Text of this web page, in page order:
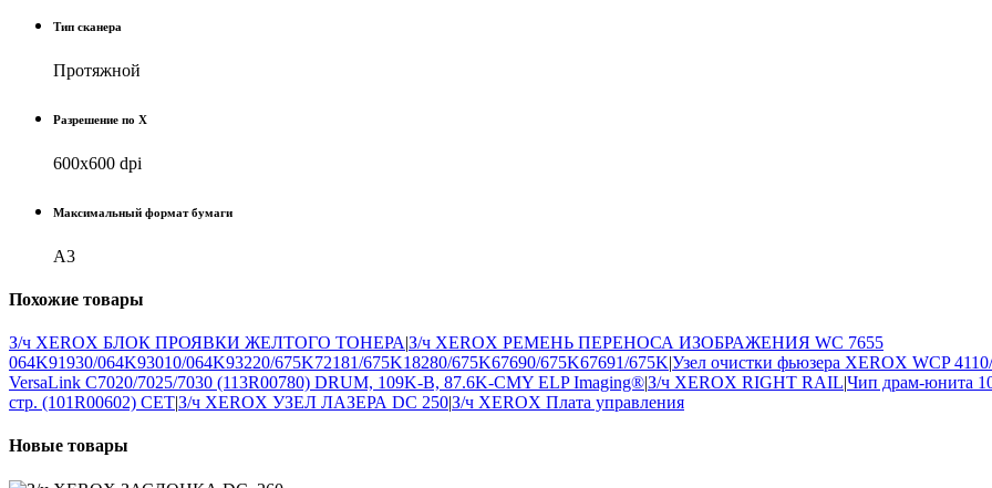
Тип сканера
Протяжной
Разрешение по X
600x600 dpi
Максимальный формат бумаги
A3
Похожие товары
З/ч XEROX БЛОК ПРОЯВКИ ЖЕЛТОГО ТОНЕРА|З/ч XEROX РЕМЕНЬ ПЕРЕНОСА ИЗОБРАЖЕНИЯ WC 7655
064K91930/064K93010/064K93220/675K72181/675K18280/675K67690/675K67691/675K|Узел очистки фьюзера XEROX WCP
VersaLink C7020/7025/7030 (113R00780) DRUM, 109K-B, 87.6K-CMY ELP Imaging®|З/ч XEROX RIGHT RAIL|Чип драм-юнита
стр. (101R00602) CET|З/ч XEROX УЗЕЛ ЛАЗЕРА DC 250|З/ч XEROX Плата управления
Новые товары